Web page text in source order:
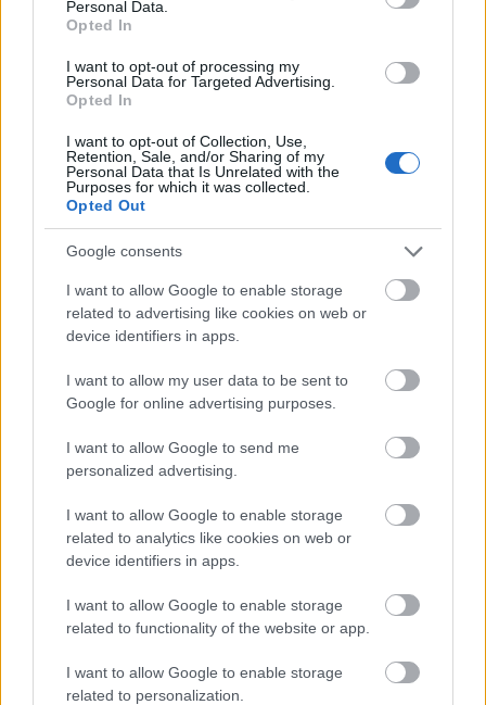
Personal Data.
Opted In
I want to opt-out of processing my
Personal Data for Targeted Advertising.
Opted In
I want to opt-out of Collection, Use,
Retention, Sale, and/or Sharing of my
Personal Data that Is Unrelated with the
Purposes for which it was collected.
Opted Out
Google consents
I want to allow Google to enable storage
related to advertising like cookies on web or
device identifiers in apps.
I want to allow my user data to be sent to
Google for online advertising purposes.
I want to allow Google to send me
personalized advertising.
I want to allow Google to enable storage
related to analytics like cookies on web or
device identifiers in apps.
I want to allow Google to enable storage
related to functionality of the website or app.
I want to allow Google to enable storage
related to personalization.
piréz - pirézek. tárki kutatás. első piréz: mit jelent
piréznek lenni
Az interjúkkal szemben averziómat az utóbbi időben
úgy sikerült ...
A NolBlog megszűnése